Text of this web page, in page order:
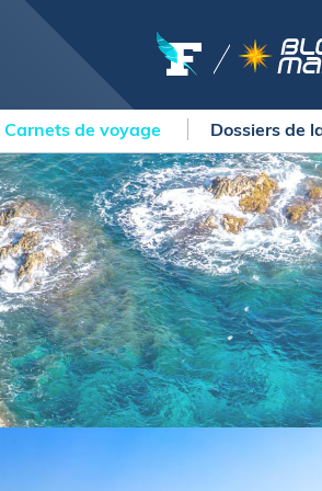
COURSES
Courses au large
Régates
La Solitaire du Figaro Paprec
Transat Paprec
Vendée Globe
Arkea Ultim Challenge
Route du Rhum - Destination
Guadeloupe
Blogs
Nos
Carnets de voyage Dossiers de